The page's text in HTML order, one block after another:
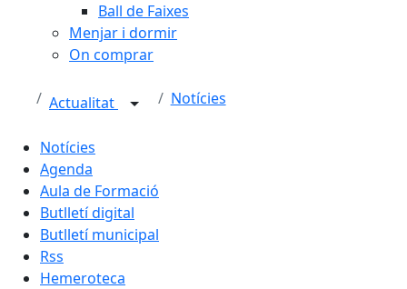
Ball de Faixes
Menjar i dormir
On comprar
Actualitat Notícies
Notícies
Agenda
Aula de Formació
Butlletí digital
Butlletí municipal
Rss
Hemeroteca